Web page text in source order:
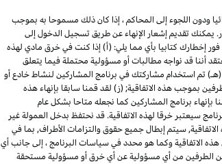
ودون اللجوء إلى المحاكم ، إذا كان ذلك مسموحا به بموجب
يكون تاريخ نفاذ هذا الإنهاء ۷ أيام تقويمية من تاريخ تقديم الإشعار. يمكنك تقديم إشعار الإنهاء عن طريق تسجيل الدخول إلى
إخطارك كتابيا بأي مما يلي: (أ) إذا كنت في خرق مادي لهذه
برنامج) ؛(ج) نعتقد أننا قد نواجه مطالبات أو مسؤولية محتملة فيما يتعلق
تم استخدام مشاركتك في برنامج المشاركين لنشاط خادع أو
بموجب هذه الاتفاقية; (ز) لقد قمنا سابقا بإنهاء هذه
برنامج المشاركين كما نجعله متاحا بشكل عام
السابق (أ) ، فإن أي انتهاك للقسم ٥ وكما هو محدد في سياسات البرنامج سيعتبر خرقا لهذه الاتفاقية. قد نحتفظ بدخل العمولة غير
سيتم إبطال جميع حقوق والتزامات الأطراف, بما في
التراخيص الممنوحة فيما يتعلق بهذه الاتفاقية, باستثناء حقوق والتزامات الأطراف بموجب الأقسام ۳, ٤ ٥, ٦, ۷ , ۸ , ۱۰ و ۱۱ من هذه الاتفاقية وكما هو محدد في سياسات البرنامج ، إلى جانب أي
من الطرفين من أي مسؤولية عن أي خرق أو مسؤولية مستحقة